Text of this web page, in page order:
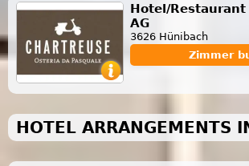
Hotel/
AG
3626 Hünibach
Zimmer
HOTEL ARRANGEMENTS